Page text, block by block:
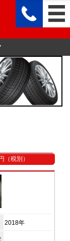
税別）
2018年